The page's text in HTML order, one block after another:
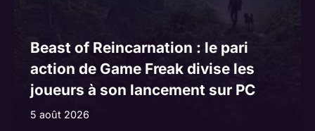
Beast of Reincarnation : le pari
action de Game Freak divise les
joueurs à son lancement sur PC
5 août 2026